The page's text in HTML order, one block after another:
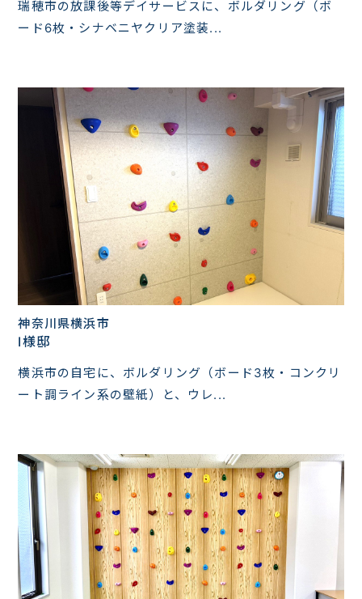
瑞穂市の放課後等デイサービスに、ボルダリング（ボ
ード6枚・シナベニヤクリア塗装...
神奈川県横浜市
I様邸
横浜市の自宅に、ボルダリング（ボード3枚・コンクリ
ート調ライン系の壁紙）と、ウレ...